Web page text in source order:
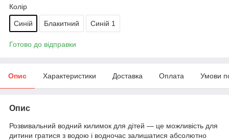
Колір
Синій Блакитний Синій 1
Готово до відправки
Опис Характеристики Доставка Оплата Умови
Опис
Розвивальний водний килимок для дітей — це можливість для
дитини гратися з водою і водночас залишатися абсолютно